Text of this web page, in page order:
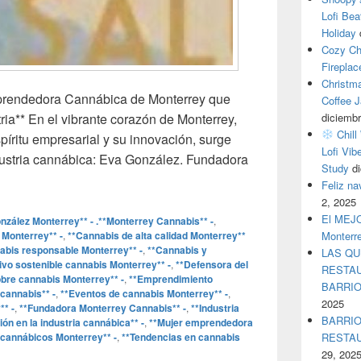
Cannábica de Monterrey que
En el vibrante corazón de Monterrey,
empresarial y su innovación, surge
cannábica: Eva González. Fundadora
La Mujer Emprendedora Cannábica de Monterrey que
Monterrey** - .**Monterrey Cannabis** -,
-, **Cannabis de alta calidad Monterrey**
responsable Monterrey** -, **Cannabis y
sostenible cannabis Monterrey** -, **Defensora del
cannabis Monterrey** -, **Emprendimiento
-, **Eventos de cannabis Monterrey** -,
-, **Fundadora Monterrey Cannabis** -, **Industria
en la industria cannábica** -, **Mujer emprendedora
Monterrey** -, **Tendencias en cannabis
Lofi
Holiday
Cozy
Coffee
Chill
Lofi
Study
Feliz
2, 2025
El
LAS
2025
29, 2025